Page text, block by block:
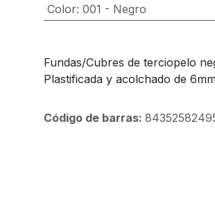
Color: 001 - Negro
Fundas/Cubres de terciopelo
Plastificada y acolchado de
Código de barras: